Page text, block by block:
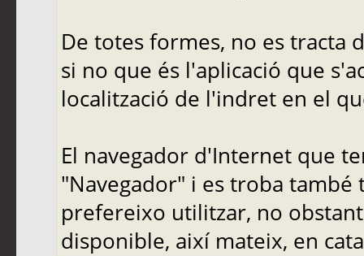
De totes formes, no es tracta
si no que és l'aplicació que
localització de l'indret en el
El navegador d'Internet que
"Navegador" i es troba
prefereixo utilitzar, no
disponible, així mateix, en